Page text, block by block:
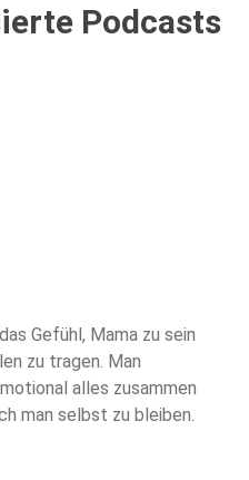
Podcasts
Gefühl, Mama zu sein
zu tragen. Man
alles zusammen
man selbst zu bleiben.